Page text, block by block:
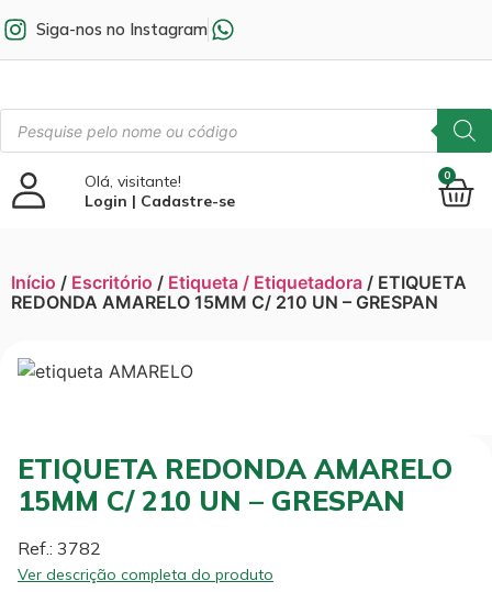
Siga-nos no Instagram
Olá, visitante!
Login | Cadastre-se
0
Início / Escritório / Etiqueta / Etiquetadora / ETIQUETA
REDONDA AMARELO 15MM C/ 210 UN – GRESPAN
ETIQUETA REDONDA AMARELO
15MM C/ 210 UN – GRESPAN
Ref.: 3782
Ver descrição completa do produto